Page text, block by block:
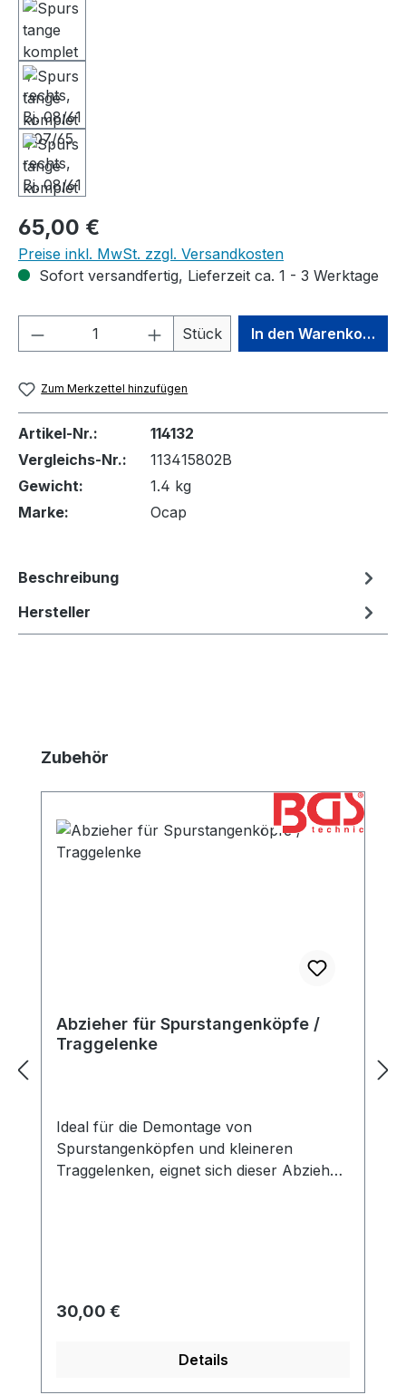
Regulärer Preis:
65,00 €
Preise inkl. MwSt. zzgl. Versandkosten
Sofort versandfertig, Lieferzeit ca. 1 - 3 Werktage
Produkt Anzahl: Gib den
Stück In den Warenkorb
Zum Merkzettel hinzufügen
Artikel-Nr.:
114132
Vergleichs-Nr.:
113415802B
Gewicht:
1.4 kg
Marke:
Ocap
Beschreibung
Hersteller
Produktgalerie überspringen
Zubehör
Abzieher für Spurstangenköpfe /
Traggelenke
Ideal für die Demontage von
Spurstangenköpfen und kleineren
Traggelenken, eignet sich dieser Abzieher
präzise Maße für effektives Arbeiten.
Regulärer Preis:
30,00 €
Details